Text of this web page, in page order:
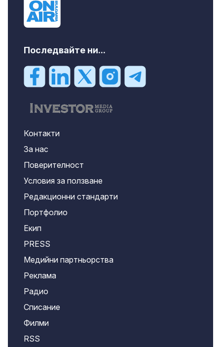
Последвайте ни...
Контакти
За нас
Поверителност
Условия за ползване
Редакционни стандарти
Портфолио
Екип
PRESS
Медийни партньорства
Реклама
Радио
Списание
Филми
RSS